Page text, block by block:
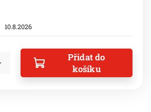
10.8.2026
Přidat do
košíku